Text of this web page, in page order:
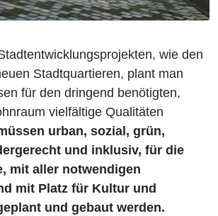
wie den
Stadtquartieren, plant man
für den dringend benötigten,
vielfältige Qualitäten
urban, sozial, grün,
und inklusiv, für die
mit aller notwendigen
mit Platz für Kultur und
und gebaut werden.